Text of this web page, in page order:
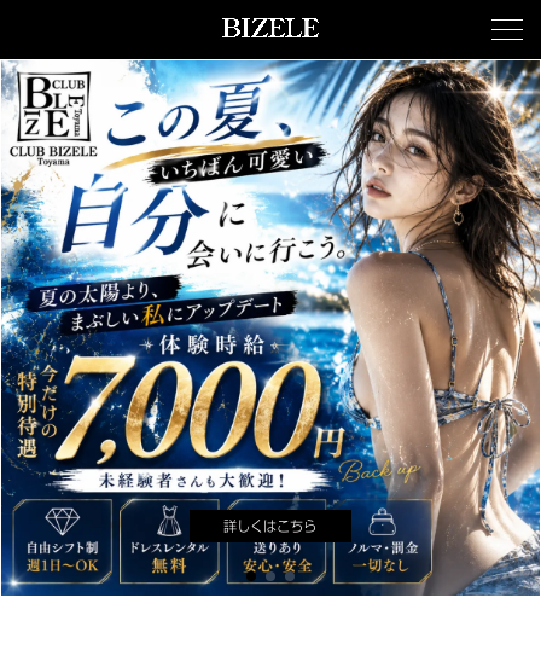
詳しくはこちら